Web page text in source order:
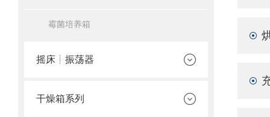
霉菌培养箱
摇床┊振荡器
干燥箱系列